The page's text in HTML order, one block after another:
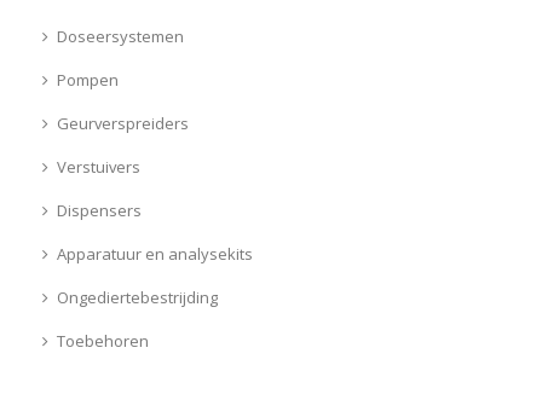
Doseersystemen
Pompen
Geurverspreiders
Verstuivers
Dispensers
Apparatuur en analysekits
Ongediertebestrijding
Toebehoren